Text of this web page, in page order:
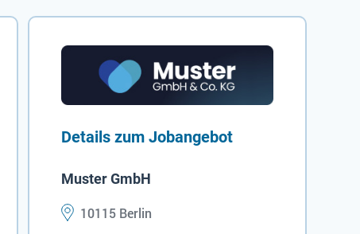
Details zum Jobangebot
Muster GmbH
10115 Berlin